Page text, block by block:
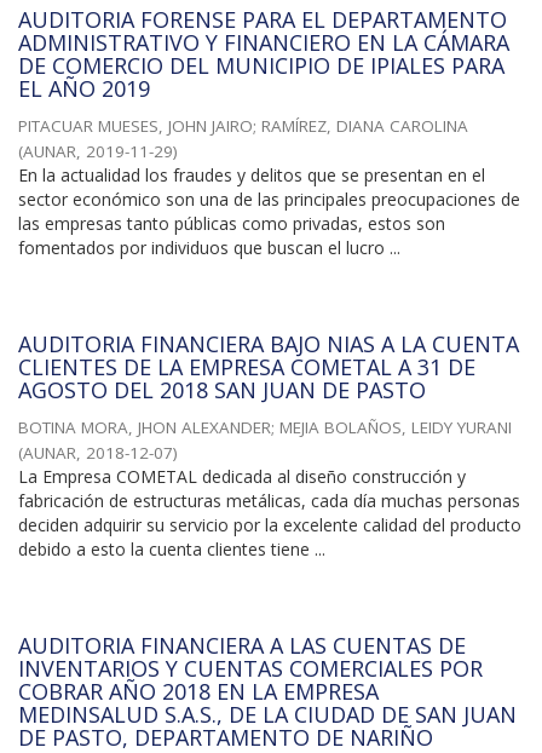
AUDITORIA FORENSE PARA EL DEPARTAMENTO
ADMINISTRATIVO Y FINANCIERO EN LA CÁMARA
DE COMERCIO DEL MUNICIPIO DE IPIALES PARA
EL AÑO 2019
PITACUAR MUESES, JOHN JAIRO; RAMÍREZ, DIANA CAROLINA
(AUNAR, 2019-11-29)
En la actualidad los fraudes y delitos que se presentan en el
sector económico son una de las principales preocupaciones de
las empresas tanto públicas como privadas, estos son
fomentados por individuos que buscan el lucro ...
AUDITORIA FINANCIERA BAJO NIAS A LA CUENTA
CLIENTES DE LA EMPRESA COMETAL A 31 DE
AGOSTO DEL 2018 SAN JUAN DE PASTO
BOTINA MORA, JHON ALEXANDER; MEJIA BOLAÑOS, LEIDY YURANI
(AUNAR, 2018-12-07)
La Empresa COMETAL dedicada al diseño construcción y
fabricación de estructuras metálicas, cada día muchas personas
deciden adquirir su servicio por la excelente calidad del producto
debido a esto la cuenta clientes tiene ...
AUDITORIA FINANCIERA A LAS CUENTAS DE
INVENTARIOS Y CUENTAS COMERCIALES POR
COBRAR AÑO 2018 EN LA EMPRESA
MEDINSALUD S.A.S., DE LA CIUDAD DE SAN JUAN
DE PASTO, DEPARTAMENTO DE NARIÑO